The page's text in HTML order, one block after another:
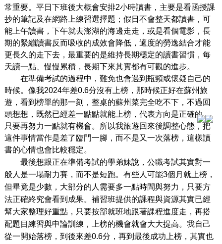
常重要。平日下班後大概會安排2小時讀書，主要是看函授課
抄的筆記及在網路上練習選擇題；假日不會整天都讀書，可
能上午讀書，下午就去澎湖的海邊走走，或是看個電影，長
期的緊繃讀書反而吸收的成效會降低，適度的勞逸結合才能
更長久的走下去，最重要的是維持長期穩定的讀書習慣，每
天讀一點、慢慢累積，長期下來其實都有可觀的進步。
在準備考試的過程中，難免也會遇到瓶頸或懷疑自己的
時候。像我2024年差0.6分沒有上榜，那時候正好在蘇州旅
遊，看到榜單的那一刻，整桌的蘇州菜完全吃不下，不過回
頭想想，既然已經差一點點就能上榜，代表方向是正確的，
只要再努力一點就有機會。所以我旅遊回來後調整心態，把
這件事情當作是差了臨門一腳，而不是又一次落榜，這樣讀
書的心情也會比較穩定。
最後想跟正在準備考試的學弟妹說，公職考試其實對一
般人是一場耐力賽，而不是短跑。有些人可能3個月就上榜，
但畢竟是少數，大部分的人需要多一點時間與努力，只要方
法正確終究會看到成果。補習班提供的課程與資源其實已經
幫大家整理好重點，只要按部就班地跟著課程進度走，再搭
配題目練習與申論訓練，上榜的機會就會大大提高。我自己
從一開始落榜，到後來差0.6分，再到最後成功上榜，其實也